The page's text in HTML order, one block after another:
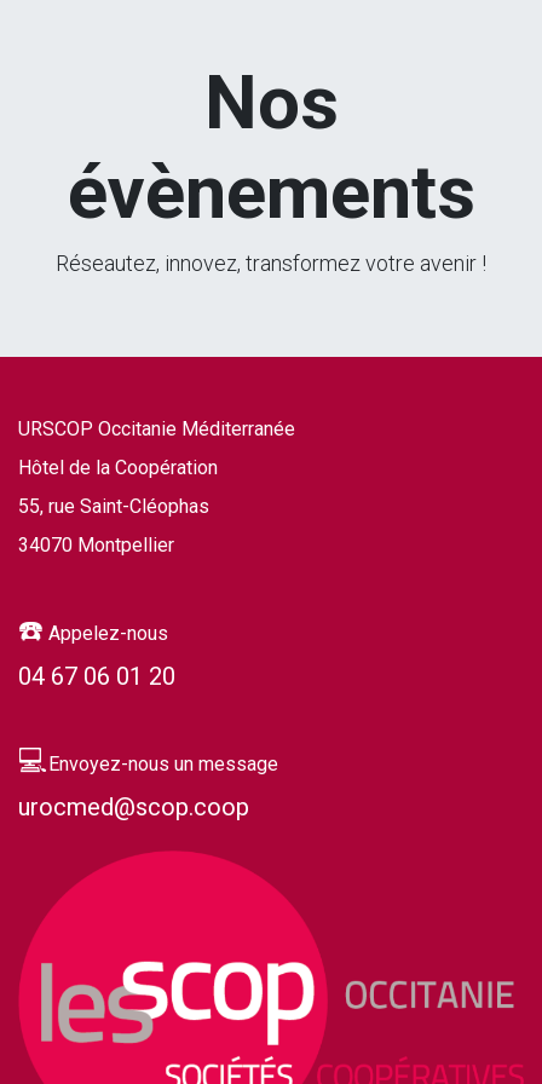
Nos
évènements
Réseautez, innovez, transformez votre avenir !
URSCOP Occitanie Méditerranée
Hôtel de la Coopération
55, rue Saint-Cléophas
34070 Montpellier
☎️ Appelez-nous
04 67 06 01 20
💻Envoyez-nous un message
urocmed@scop.coop